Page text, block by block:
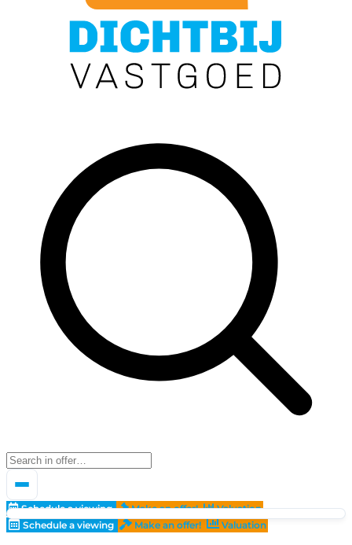
Schedule a viewing Make an offer!
Valuation
Schedule a viewing
Make an offer! Valuation